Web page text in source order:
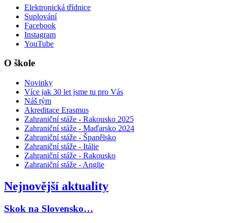
Elektronická třídnice
Suplování
Facebook
Instagram
YouTube
O škole
Novinky
Více jak 30 let jsme tu pro Vás
Náš tým
Akreditace Erasmus
Zahraniční stáže - Rakousko 2025
Zahraniční stáže - Maďarsko 2024
Zahraniční stáže - Španělsko
Zahraniční stáže - Itálie
Zahraniční stáže - Rakousko
Zahraniční stáže - Anglie
Nejnovější aktuality
Skok na Slovensko…